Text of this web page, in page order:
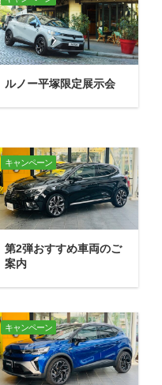
ルノー平塚限定展示会
キャンペーン
第2弾おすすめ車両のご
案内
キャンペーン